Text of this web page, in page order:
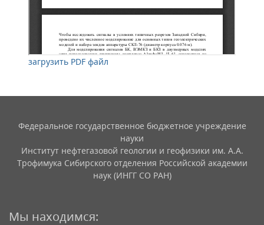
загрузить PDF файл
Федеральное государственное бюджетное учреждение
науки
Институт нефтегазовой геологии и геофизики им. А.А.
Трофимука Сибирского отделения Российской академии
наук (ИНГГ СО РАН)
Мы находимся: